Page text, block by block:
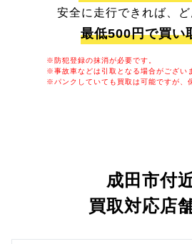
安全に走行できれば、
最低500円で買い
※防犯登録の抹消が必要です。
※事故車などは引取となる場合がござい
※パンクしていても買取は可能ですが、
成田市付
買取対応店